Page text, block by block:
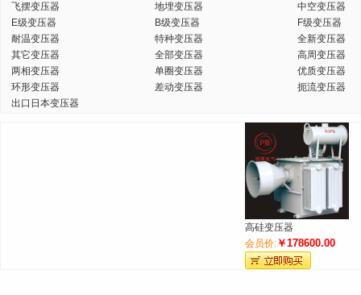
飞摆变压器
地埋变压器
中空变压器
E级变压器
B级变压器
F级变压器
耐温变压器
特种变压器
全新变压器
其它变压器
全部变压器
高周变压器
两相变压器
单圈变压器
优质变压器
环形变压器
差动变压器
扼流变压器
出口日本变压器
高硅变压器
会员价:￥178600.00